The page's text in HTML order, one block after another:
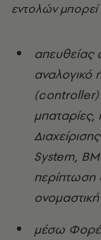
εντολών μπορεί
απευθείας
αναλογικό
(controller)
μπαταρίες,
System,
ονομαστική
μέσω